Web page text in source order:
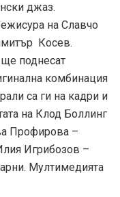
джаз.
на Славчо
Косев.
поднесат
комбинация
са ги на кадри и
на Клод Боллинг
Профирова –
Игрибозов –
Мултимедията